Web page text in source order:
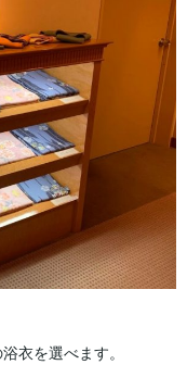
衣を選べます。